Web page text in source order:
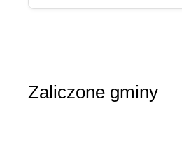
Zaliczone gminy